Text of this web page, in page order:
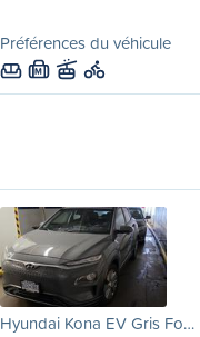
Préférences du véhicule
M
Hyundai Kona EV Gris Fo…